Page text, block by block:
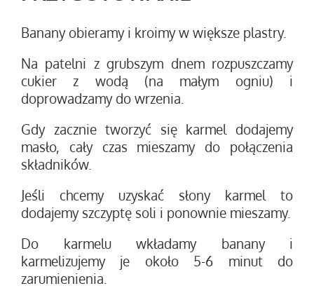
Banany obieramy i kroimy w większe plastry.
Na patelni z grubszym dnem rozpuszczamy
cukier z wodą (na małym ogniu) i
doprowadzamy do wrzenia.
Gdy zacznie tworzyć się karmel dodajemy
masło, cały czas mieszamy do połączenia
składników.
Jeśli chcemy uzyskać słony karmel to
dodajemy szczyptę soli i ponownie mieszamy.
Do karmelu wkładamy banany i
karmelizujemy je około 5-6 minut do
zarumienienia.